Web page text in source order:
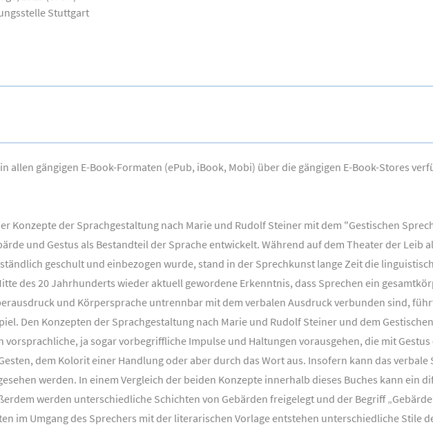
Stuttgart
allen gängigen E-Book-Formaten (ePub, iBook, Mobi) über die gängigen E-Book-Stores
Konzepte der Sprachgestaltung nach Marie und Rudolf Steiner mit dem "Gestischen
und Gestus als Bestandteil der Sprache entwickelt. Während auf dem Theater der Leib
geschult und einbezogen wurde, stand in der Sprechkunst lange Zeit die
des 20 Jahrhunderts wieder aktuell gewordene Erkenntnis, dass Sprechen ein
und Körpersprache untrennbar mit dem verbalen Ausdruck verbunden sind,
Den Konzepten der Sprachgestaltung nach Marie und Rudolf Steiner und dem
vorsprachliche, ja sogar vorbegriffliche Impulse und Haltungen vorausgehen, die mit
dem Kolorit einer Handlung oder aber durch das Wort aus. Insofern kann das
werden. In einem Vergleich der beiden Konzepte innerhalb dieses Buches kann ein
werden unterschiedliche Schichten von Gebärden freigelegt und der Begriff
im Umgang des Sprechers mit der literarischen Vorlage entstehen unterschiedliche Stile